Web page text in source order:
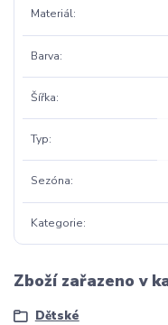
Materiál
Barva
Šířka
Typ
Sezóna
Kategorie
Zboží zařazeno v
Dětské